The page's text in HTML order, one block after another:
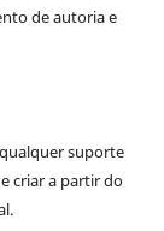
de autoria e
suporte
criar a partir do